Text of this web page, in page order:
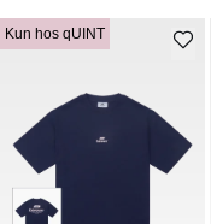
Kun hos qUINT